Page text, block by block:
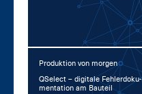
Produktion von morgen
QSelect – di­gi­ta­le Feh­ler­do­ku­
men­ta­ti­on am Bau­teil